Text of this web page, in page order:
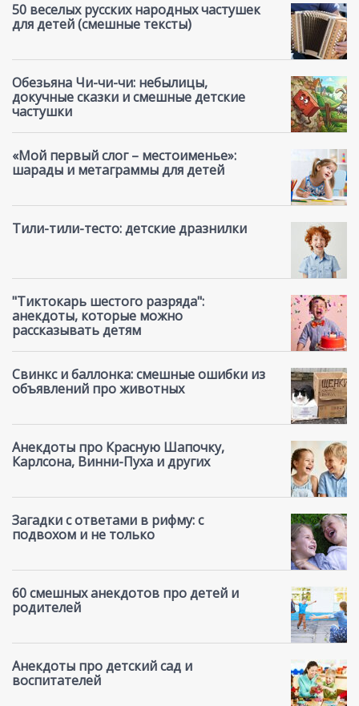
50 веселых русских народных частушек
для детей (смешные тексты)
Обезьяна Чи-чи-чи: небылицы,
докучные сказки и смешные детские
частушки
«Мой первый слог – местоименье»:
шарады и метаграммы для детей
Тили-тили-тесто: детские дразнилки
"Тиктокарь шестого разряда":
анекдоты, которые можно
рассказывать детям
Свинкс и баллонка: смешные ошибки из
объявлений про животных
Анекдоты про Красную Шапочку,
Карлсона, Винни-Пуха и других
Загадки с ответами в рифму: с
подвохом и не только
60 смешных анекдотов про детей и
родителей
Анекдоты про детский сад и
воспитателей